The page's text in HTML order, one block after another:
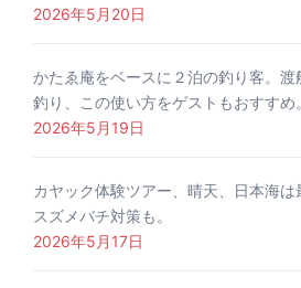
2026年5月20日
かたゑ庵をベースに２泊の釣り客。渡
釣り、この使い方をゲストもおすすめ。
2026年5月19日
カヤック体験ツアー、晴天、日本海は
スズメバチ対策も。
2026年5月17日